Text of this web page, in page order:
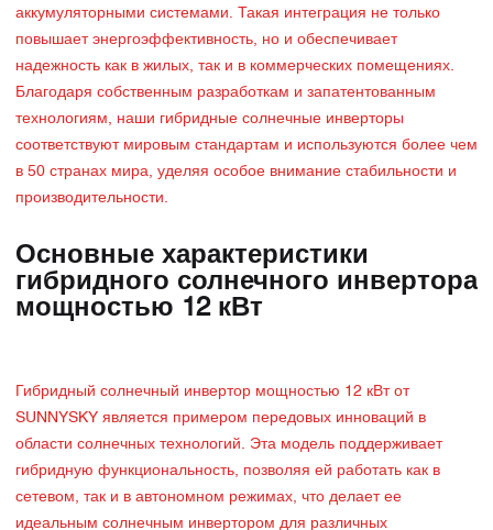
аккумуляторными системами. Такая интеграция не только
повышает энергоэффективность, но и обеспечивает
надежность как в жилых, так и в коммерческих помещениях.
Благодаря собственным разработкам и запатентованным
технологиям, наши гибридные солнечные инверторы
соответствуют мировым стандартам и используются более чем
в 50 странах мира, уделяя особое внимание стабильности и
производительности.
Основные характеристики
гибридного солнечного инвертора
мощностью 12 кВт
Гибридный солнечный инвертор мощностью 12 кВт от
SUNNYSKY является примером передовых инноваций в
области солнечных технологий. Эта модель поддерживает
гибридную функциональность, позволяя ей работать как в
сетевом, так и в автономном режимах, что делает ее
идеальным солнечным инвертором для различных